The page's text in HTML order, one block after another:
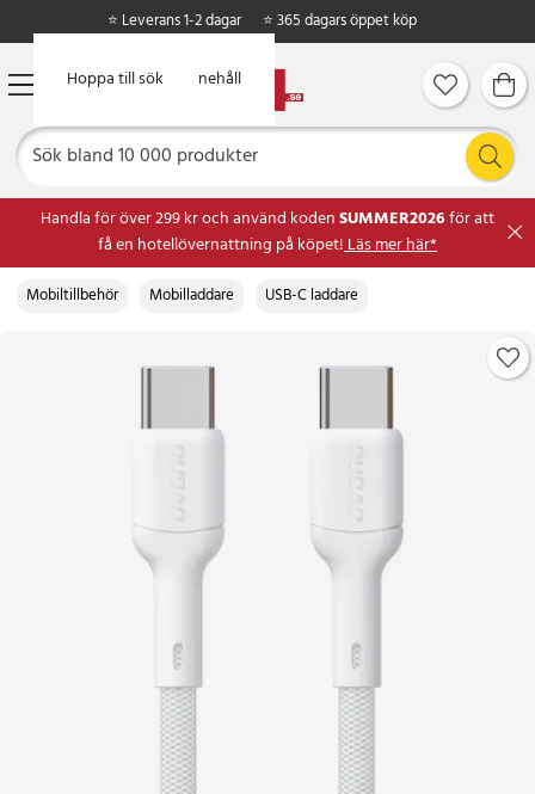
Hoppa till huvudinnehåll
Hoppa till sök
⭐ Leverans 1-2 dagar ⭐ 365 dagars öppet köp
Handla för över 299 kr och använd kodenSUMMER2026för att
få en hotellövernattning på köpet!Läs mer här*
Mobiltillbehör Mobilladdare USB-C laddare